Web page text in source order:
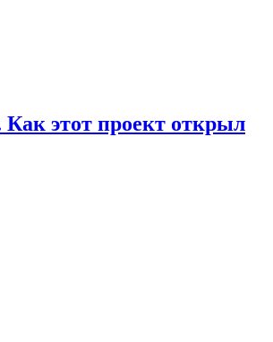
этот проект открыл